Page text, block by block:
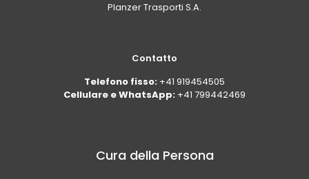
Planzer Trasporti S.A.
Contatto
Telefono fisso: +41 919454505
Cellulare e WhatsApp: +41 799442469
Cura della Persona